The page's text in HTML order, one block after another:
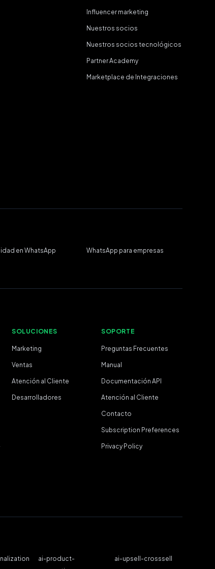
Influencer marketing
Nuestros socios
Nuestros socios tecnológicos
Partner Academy
Marketplace de Integraciones
en WhatsApp WhatsApp para empresas
SOLUCIONES
Marketing
Ventas
Atención al Cliente
Desarrolladores
SOPORTE
Preguntas Frecuentes
Manual
Documentación API
Atención al Cliente
Contacto
Subscription Preferences
Privacy Policy
ai-product-
ai-upsell-crosssell